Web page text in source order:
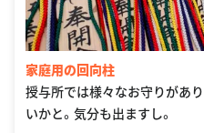
家庭用の回向柱
授与所では様々なお守りがあ
いかと。気分も出ますし。